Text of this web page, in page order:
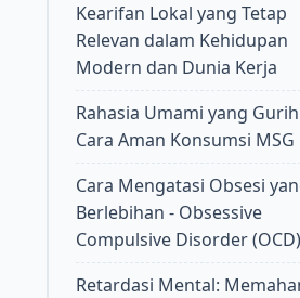
Kearifan Lokal yang Tetap
Relevan dalam Kehidupan
Modern dan Dunia Kerja
Rahasia Umami yang
Cara Aman Konsumsi MSG
Cara Mengatasi Obsesi
Berlebihan - Obsessive
Compulsive Disorder (OCD)
Retardasi Mental: